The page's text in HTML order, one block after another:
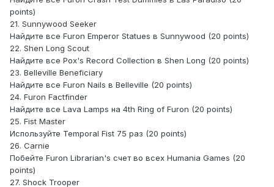
points)
21. Sunnywood Seeker
Найдите все Furon Emperor Statues в Sunnywood (20 points)
22. Shen Long Scout
Найдите все Pox's Record Collection в Shen Long (20 points)
23. Belleville Beneficiary
Найдите все Furon Nails в Belleville (20 points)
24. Furon Factfinder
Найдите все Lava Lamps на 4th Ring of Furon (20 points)
25. Fist Master
Используйте Temporal Fist 75 раз (20 points)
26. Carnie
Побейте Furon Librarian's счет во всех Humania Games (20
points)
27. Shock Trooper